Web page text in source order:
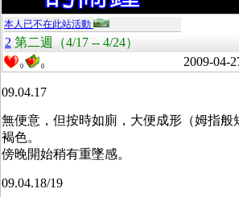
本人已不在此站活動
2 第二週（4/17 -- 4/24）
0 0 2009-04-
09.04.17
無便意，但按時如廁，大便成形（姆指般
褐色。
傍晚開始稍有重墜感。
09.04.18/19